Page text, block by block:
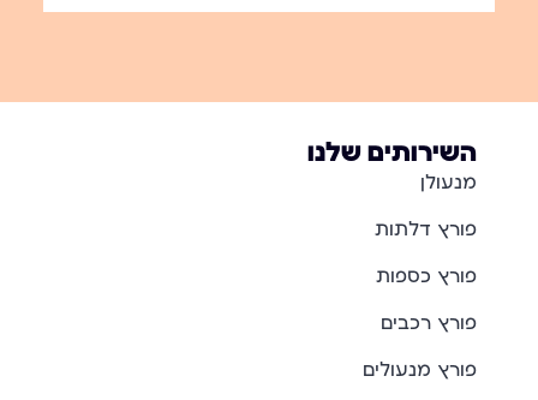
השירותים שלנו
מנעולן
פורץ דלתות
פורץ כספות
פורץ רכבים
פורץ מנעולים